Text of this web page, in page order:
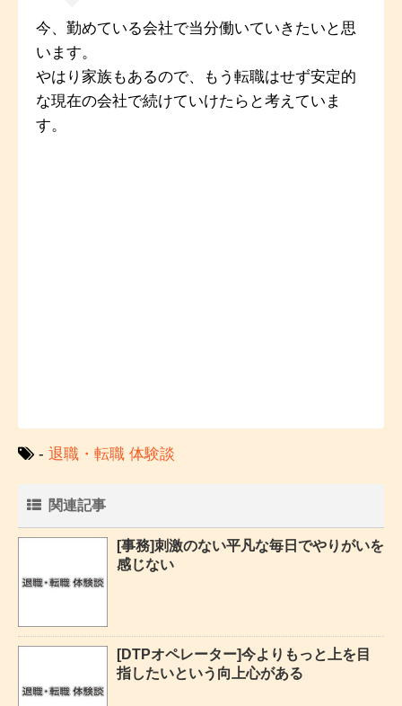
今、勤めている会社で当分働いていきたいと思
います。
やはり家族もあるので、もう転職はせず安定的
な現在の会社で続けていけたらと考えていま
す。
- 退職・転職 体験談
関連記事
[事務]刺激のない平凡な毎日でやりがいを
感じない
[DTPオペレーター]今よりもっと上を目
指したいという向上心がある